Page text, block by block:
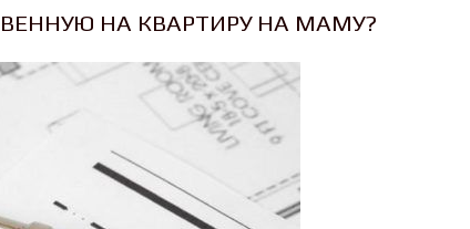
НА КВАРТИРУ НА МАМУ?